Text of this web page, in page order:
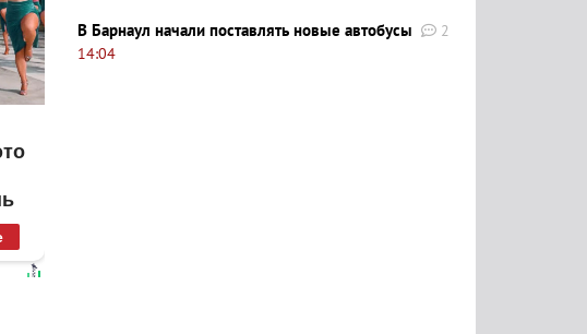
В Барнаул начали поставлять новые автобусы
2
14:04